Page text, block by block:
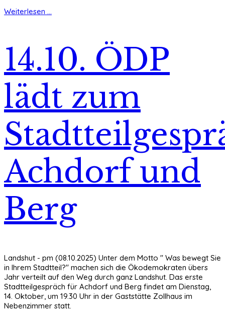
Weiterlesen ...
14.10. ÖDP
lädt zum
Achdorf und
Berg
Landshut - pm (08.10.2025) Unter dem Motto " Was bewegt Sie
in Ihrem Stadtteil?" machen sich die Ökodemokraten übers
Jahr verteilt auf den Weg durch ganz Landshut. Das erste
Stadtteilgespräch für Achdorf und Berg findet am Dienstag,
14. Oktober, um 19.30 Uhr in der Gaststätte Zollhaus im
Nebenzimmer statt.